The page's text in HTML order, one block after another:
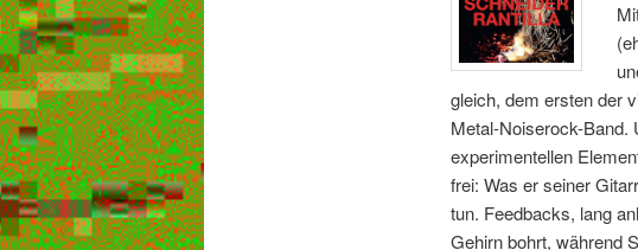
gleich, dem ersten der
Metal-Noiserock-Band.
experimentellen
frei: Was er seiner
tun. Feedbacks, lang
Gehirn bohrt, während